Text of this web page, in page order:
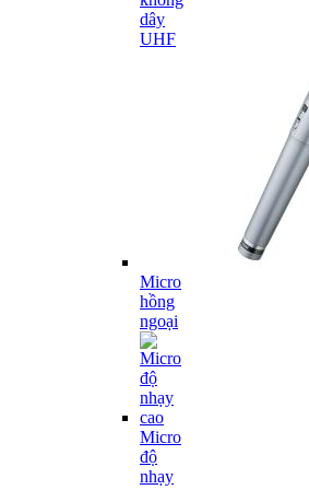
dây
UHF
Micro
hồng
ngoại
Micro
độ
nhạy